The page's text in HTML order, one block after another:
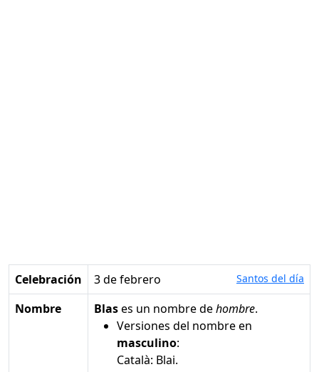
Celebración 3 de febrero Santos del día
Nombre Blases un nombre dehombre.
Versiones del nombre en
masculino:
Català: Blai.